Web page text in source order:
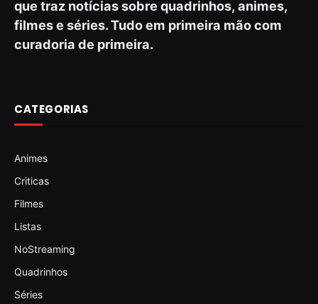
que traz notícias sobre quadrinhos, animes,
filmes e séries. Tudo em primeira mão com
curadoria de primeira.
CATEGORIAS
Animes
Criticas
Filmes
Listas
NoStreaming
Quadrinhos
Séries